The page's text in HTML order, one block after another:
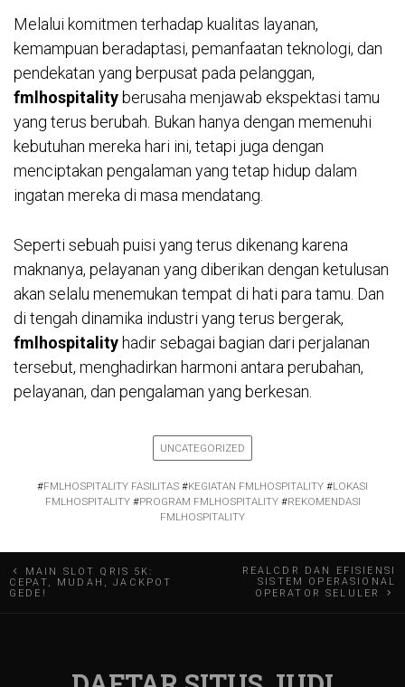
Melalui komitmen terhadap kualitas layanan,
kemampuan beradaptasi, pemanfaatan teknologi, dan
pendekatan yang berpusat pada pelanggan,
fmlhospitalityberusaha menjawab ekspektasi tamu
yang terus berubah. Bukan hanya dengan memenuhi
kebutuhan mereka hari ini, tetapi juga dengan
menciptakan pengalaman yang tetap hidup dalam
ingatan mereka di masa mendatang.
Seperti sebuah puisi yang terus dikenang karena
maknanya, pelayanan yang diberikan dengan ketulusan
akan selalu menemukan tempat di hati para tamu. Dan
di tengah dinamika industri yang terus bergerak,
fmlhospitality hadir sebagai bagian dari perjalanan
tersebut, menghadirkan harmoni antara perubahan,
pelayanan, dan pengalaman yang berkesan.
UNCATEGORIZED
#FMLHOSPITALITY FASILITAS #KEGIATAN FMLHOSPITALITY #LOKASI
FMLHOSPITALITY#PROGRAM FMLHOSPITALITY#REKOMENDASI
FMLHOSPITALITY
Navigasi
pos
MAIN SLOT QRIS 5K:
CEPAT, MUDAH, JACKPOT
GEDE!
REALCDR DAN EFISIENSI
SISTEM OPERASIONAL
OPERATOR SELULER